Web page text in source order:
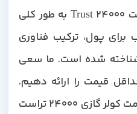
با این حال، کولر گازی تراست 24000 Trust به طور کلی
پول، ترکیب فناوری
شده است. ما سعی
قیمت را ارائه دهیم.
می توانید برای استعلام قیمت کولر گازی 24000 تراست